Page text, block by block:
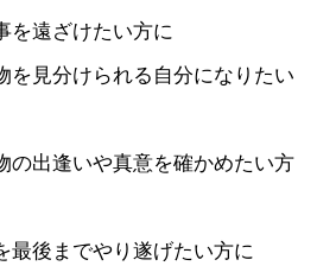
を遠ざけたい方に
を見分けられる自分になりたい
の出逢いや真意を確かめたい方
最後までやり遂げたい方に